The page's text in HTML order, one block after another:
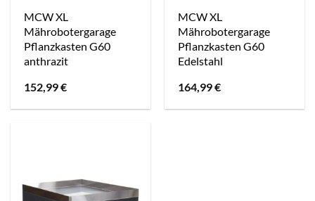
MCW XL
Mährobotergarage
Pflanzkasten G60
anthrazit
152,99€
MCW XL
Mährobotergarage
Pflanzkasten G60
Edelstahl
164,99€